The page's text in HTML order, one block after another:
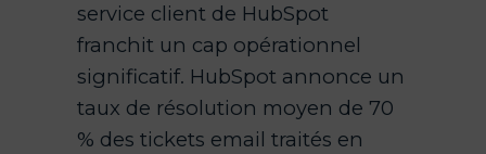
service client de HubSpot
franchit un cap opérationnel
significatif. HubSpot annonce un
taux de résolution moyen de 70
% des tickets email traités en